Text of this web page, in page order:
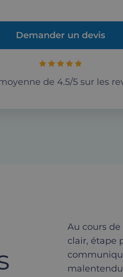
de 4.5/5 sur les
Au cours
clair, étape